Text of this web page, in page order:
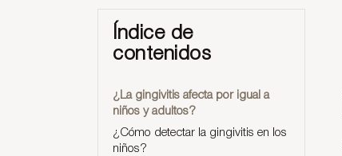
Índice de
contenidos
¿La gingivitis afecta por igual a
niños y adultos?
¿Cómo detectar la gingivitis en los
niños?